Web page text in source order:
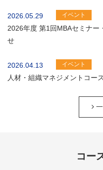
2026.05.29 イベント
2026年度 第1回MBAセミナー
せ
2026.04.13 イベント
人材・組織マネジメントコー
一
コー